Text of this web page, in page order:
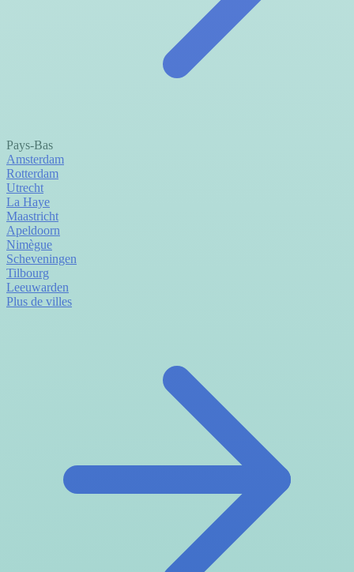
Pays-Bas
Amsterdam
Rotterdam
Utrecht
La Haye
Maastricht
Apeldoorn
Nimègue
Scheveningen
Tilbourg
Leeuwarden
Plus de villes